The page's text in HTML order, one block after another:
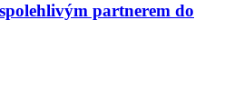
partnerem do